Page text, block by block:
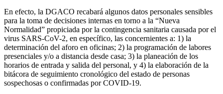
En efecto, la DGACO recabará algunos datos personales sensibles
para la toma de decisiones internas en torno a la “Nueva
Normalidad” propiciada por la contingencia sanitaria causada por el
virus SARS-CoV-2, en específico, las concernientes a: 1) la
determinación del aforo en oficinas; 2) la programación de labores
presenciales y/o a distancia desde casa; 3) la planeación de los
horarios de entrada y salida del personal, y 4) la elaboración de la
bitácora de seguimiento cronológico del estado de personas
sospechosas o confirmadas por COVID-19.